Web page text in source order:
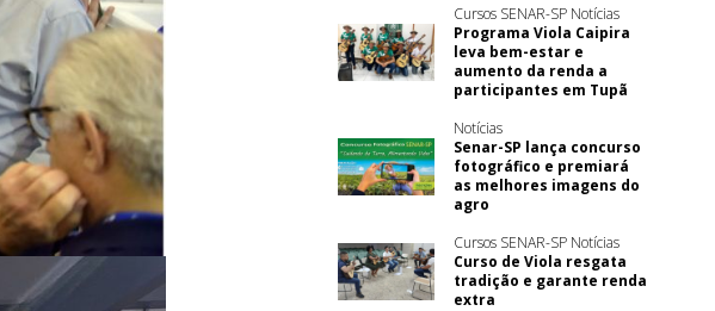
Cursos SENAR-SP Notícias
Programa Viola Caipira
leva bem-estar e
aumento da renda a
participantes em Tupã
Notícias
Senar-SP lança concurso
fotográfico e premiará
as melhores imagens do
agro
Cursos SENAR-SP Notícias
Curso de Viola resgata
tradição e garante renda
extra